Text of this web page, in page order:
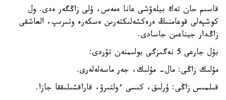
قاسىم حان تەك بيلەۋشى عانا ەمەس، ۇلى زاڭگەر ەدى. ول
كوشپەلى قوعامنىڭ ەرەكشەلىكتەرىن ەسكەرە وتىرىپ، العاشقى
زاڭدار جيناعىن جاسادى.
بۇل جارعى 5 نەگىزگى بولىمنەن تۇردى:
مۇلىك زاڭى: مال- مۇلىك، جەر ماسەلەلەرى.
قىلمىس زاڭى: ۇرلىق، كىسى ءولتىرۋ، قاراقشىلىققا جازا.